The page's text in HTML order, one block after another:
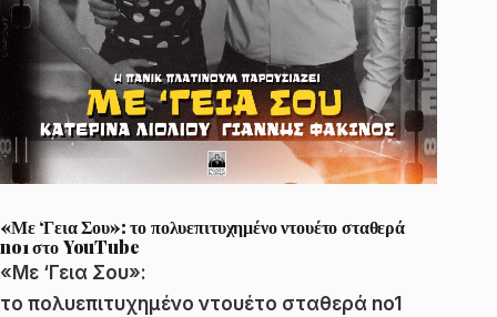
«Με ‘Γεια Σου»: το πολυεπιτυχημένο ντουέτο σταθερά
no1 στο YouTube
«Με ‘Γεια Σου»:
το πολυεπιτυχημένο ντουέτο σταθερά no1